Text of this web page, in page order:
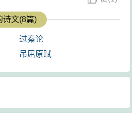
到哪里都能辅佐君主啊，又何
仞的高空翱翔啊，看到人君道
来；看到德行卑鄙的人显出的
飞而去。那窄窄的小水沟啊，
乎他对世事显得更豁达，更彻
三年的一天，有一只鸟（猫头
民间认为猫头鹰所到的人家，
谪居长沙本已郁郁不得志，又
不到一年被破格提为太中大夫。
在23岁时，因遭群臣忌恨，被贬
沙王的太傅。后被召回长安，为
王太傅。梁怀王坠马而死后，
自歉疚，直至33岁忧伤而死。其
秦论》、《论积贮疏》、《陈政
诗文(8篇)
过秦论
吊屈原赋